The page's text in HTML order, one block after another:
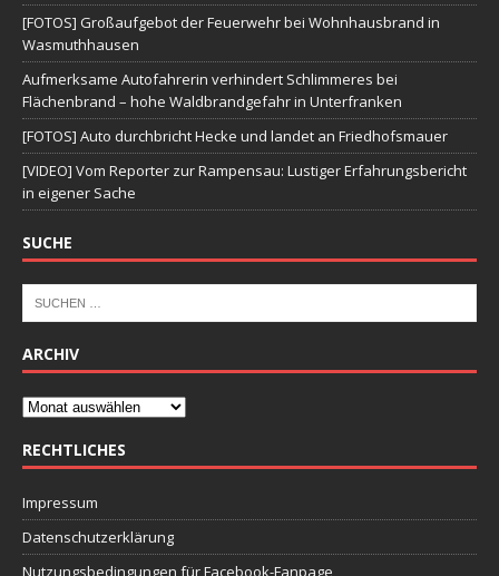
[FOTOS] Großaufgebot der Feuerwehr bei Wohnhausbrand in
Wasmuthhausen
Aufmerksame Autofahrerin verhindert Schlimmeres bei
Flächenbrand – hohe Waldbrandgefahr in Unterfranken
[FOTOS] Auto durchbricht Hecke und landet an Friedhofsmauer
[VIDEO] Vom Reporter zur Rampensau: Lustiger Erfahrungsbericht
in eigener Sache
SUCHE
ARCHIV
RECHTLICHES
Impressum
Datenschutzerklärung
Nutzungsbedingungen für Facebook-Fanpage